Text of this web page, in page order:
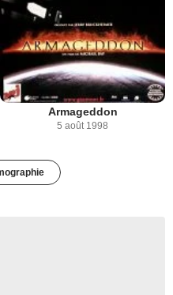
Armageddon
5 août 1998